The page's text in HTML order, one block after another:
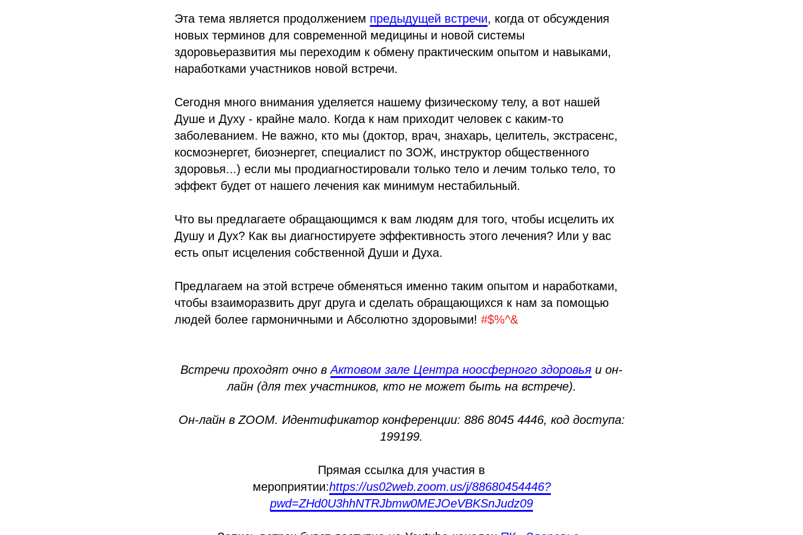
Эта тема является продолжением предыдущей встречи, когда от обсуждения
новых терминов для современной медицины и новой системы
здоровьеразвития мы переходим к обмену практическим опытом и навыками,
наработками участников новой встречи.
Сегодня много внимания уделяется нашему физическому телу, а вот нашей
Душе и Духу - крайне мало. Когда к нам приходит человек с каким-то
заболеванием. Не важно, кто мы (доктор, врач, знахарь, целитель, экстрасенс,
космоэнергет, биоэнергет, специалист по ЗОЖ, инструктор общественного
здоровья...) если мы продиагностировали только тело и лечим только тело, то
эффект будет от нашего лечения как минимум нестабильный.
Что вы предлагаете обращающимся к вам людям для того, чтобы исцелить их
Душу и Дух? Как вы диагностируете эффективность этого лечения? Или у вас
есть опыт исцеления собственной Души и Духа.
Предлагаем на этой встрече обменяться именно таким опытом и наработками,
чтобы взаиморазвить друг друга и сделать обращающихся к нам за помощью
людей более гармоничными и Абсолютно здоровыми! #$%^&
Встречи проходят очно вАктовом зале Центра ноосферного здоровья и он-
лайн (для тех участников, кто не может быть на встрече).
Он-лайн в ZOOM. Идентификатор конференции: 886 8045 4446, код доступа:
199199.
Прямая ссылка для участия в
мероприятии:https://us02web.zoom.us/j/88680454446?
pwd=ZHd0U3hhNTRJbmw0MEJOeVBKSnJudz09